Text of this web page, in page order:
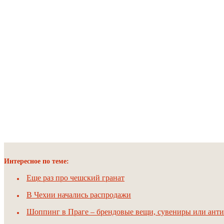
Интересное по теме:
Еще раз про чешский гранат
В Чехии начались распродажи
Шоппинг в Праге – брендовые вещи, сувениры или